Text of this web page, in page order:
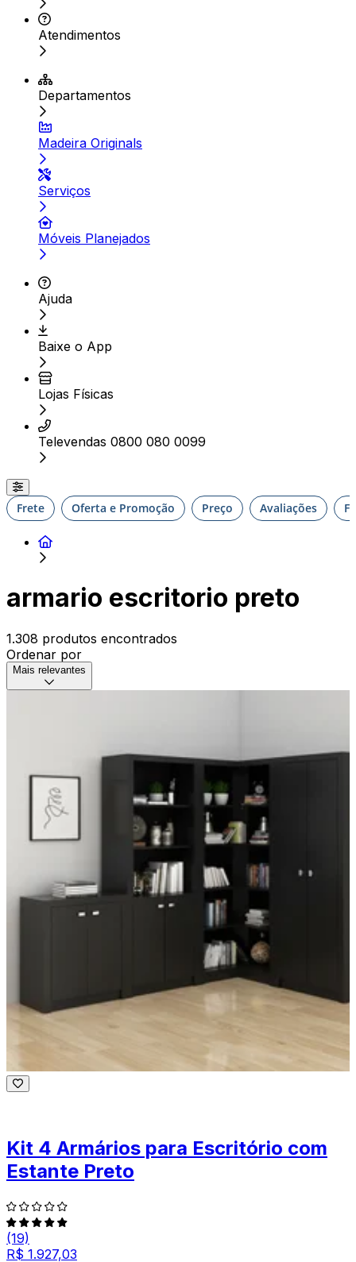
Atendimentos
Departamentos
Madeira Originals
Serviços
Móveis Planejados
Ajuda
Baixe o App
Lojas Físicas
Televendas 0800 080 0099
Frete Oferta e Promoção Preço Avaliações
armario escritorio preto
1.308 produtos encontrados
Ordenar por
Mais relevantes
Kit 4 Armários para Escritório com
Estante Preto
(19)
R$ 1.927,03